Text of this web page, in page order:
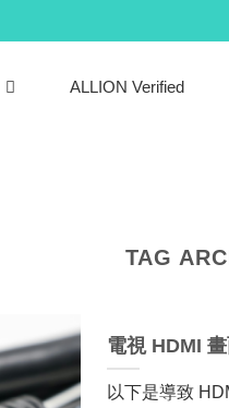
ALLION Verified
TAG
電視 HDMI
以下是導致